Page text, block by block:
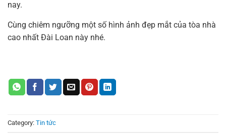
nay.
Cùng chiêm ngưỡng một số hình ảnh đẹp mắt của tòa nhà
cao nhất Đài Loan này nhé.
Category: Tin tức